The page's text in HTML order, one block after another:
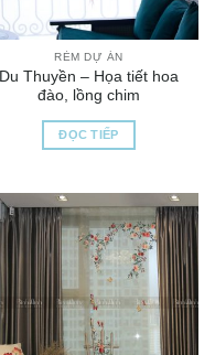
RÈM DỰ ÁN
Du Thuyền – Họa tiết hoa
đào, lồng chim
ĐỌC TIẾP